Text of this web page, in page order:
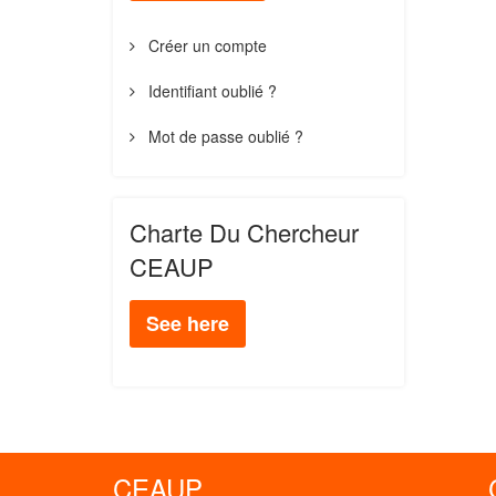
Créer un compte
Identifiant oublié ?
Mot de passe oublié ?
Charte Du Chercheur
CEAUP
See here
CEAUP